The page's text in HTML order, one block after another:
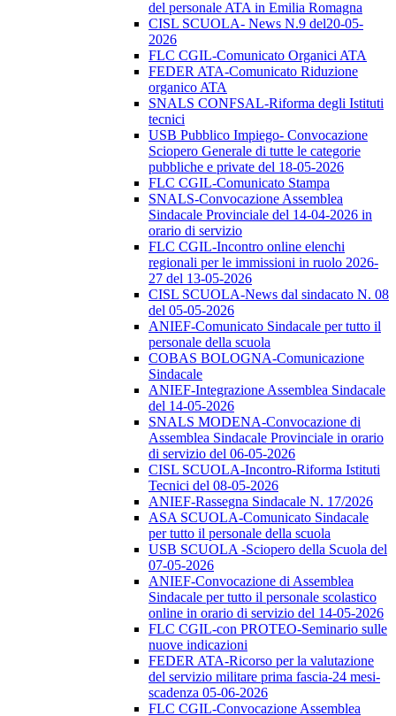
del personale ATA in Emilia Romagna
CISL SCUOLA- News N.9 del20-05-
2026
FLC CGIL-Comunicato Organici ATA
FEDER ATA-Comunicato Riduzione
organico ATA
SNALS CONFSAL-Riforma degli Istituti
tecnici
USB Pubblico Impiego- Convocazione
Sciopero Generale di tutte le categorie
pubbliche e private del 18-05-2026
FLC CGIL-Comunicato Stampa
SNALS-Convocazione Assemblea
Sindacale Provinciale del 14-04-2026 in
orario di servizio
FLC CGIL-Incontro online elenchi
regionali per le immissioni in ruolo 2026-
27 del 13-05-2026
CISL SCUOLA-News dal sindacato N. 08
del 05-05-2026
ANIEF-Comunicato Sindacale per tutto il
personale della scuola
COBAS BOLOGNA-Comunicazione
Sindacale
ANIEF-Integrazione Assemblea Sindacale
del 14-05-2026
SNALS MODENA-Convocazione di
Assemblea Sindacale Provinciale in orario
di servizio del 06-05-2026
CISL SCUOLA-Incontro-Riforma Istituti
Tecnici del 08-05-2026
ANIEF-Rassegna Sindacale N. 17/2026
ASA SCUOLA-Comunicato Sindacale
per tutto il personale della scuola
USB SCUOLA -Sciopero della Scuola del
07-05-2026
ANIEF-Convocazione di Assemblea
Sindacale per tutto il personale scolastico
online in orario di servizio del 14-05-2026
FLC CGIL-con PROTEO-Seminario sulle
nuove indicazioni
FEDER ATA-Ricorso per la valutazione
del servizio militare prima fascia-24 mesi-
scadenza 05-06-2026
FLC CGIL-Convocazione Assemblea